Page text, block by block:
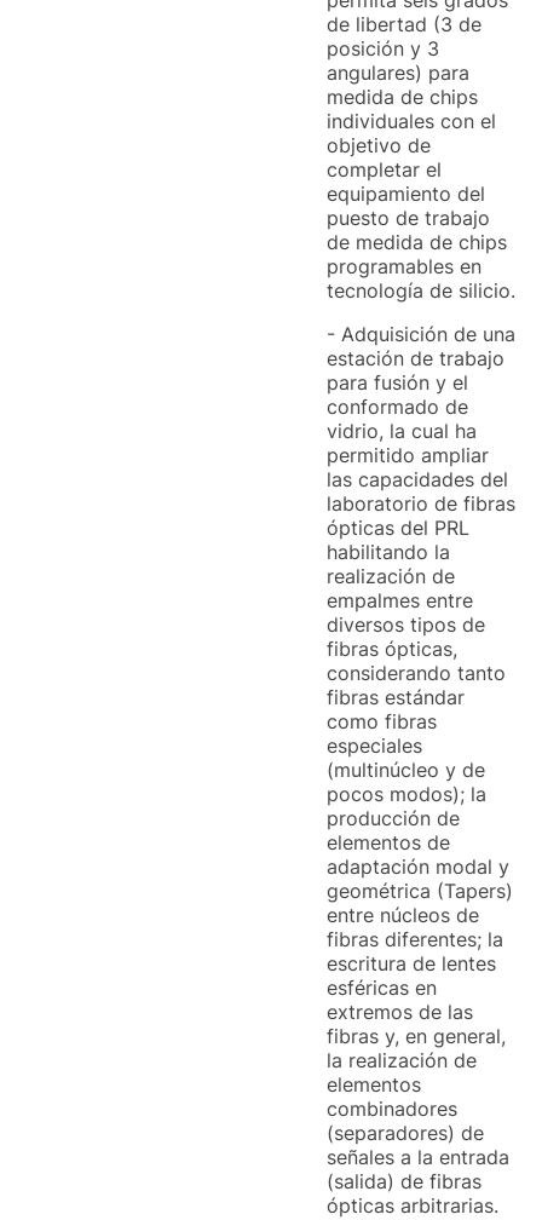
de libertad (3 de
posición y 3
angulares) para
medida de chips
individuales con el
objetivo de
completar el
equipamiento del
puesto de trabajo
de medida de chips
programables en
tecnología de silicio.
- Adquisición de una
estación de trabajo
para fusión y el
conformado de
vidrio, la cual ha
permitido ampliar
las capacidades del
laboratorio de fibras
ópticas del PRL
habilitando la
realización de
empalmes entre
diversos tipos de
fibras ópticas,
considerando tanto
fibras estándar
como fibras
especiales
(multinúcleo y de
pocos modos); la
producción de
elementos de
adaptación modal y
geométrica (Tapers)
entre núcleos de
fibras diferentes; la
escritura de lentes
esféricas en
extremos de las
fibras y, en general,
la realización de
elementos
combinadores
(separadores) de
señales a la entrada
(salida) de fibras
ópticas arbitrarias.